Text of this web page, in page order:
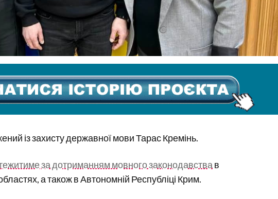
із захисту державної мови Тарас Кремінь.
за дотриманням мовного законодавства в
а також в Автономній Республіці Крим.